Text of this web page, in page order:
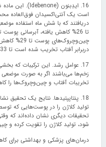
است یک آنتی‌اکسیدان فوق‌العاده
دریافتند که با شش ماه استفاده
دربرابر آفتاب تخریب شده است تا 33% بهبود یافته است.
17. عوامل رشد. این ترکیبات که
زخم‌ها می‌باشند اگر به صورت موضعی
تخریبات آفتاب و چین‌وچروک‌ها را
18. پنتاپپتیدها. نتایج یک تحقیق
تولید کلاژن را در پوست‌هایی که
تحقیقات دیگری نشان داده‌اند که
شود، تولید کلاژن را تقویت کرده
درمان‌های پزشکی و بهداشتی برای